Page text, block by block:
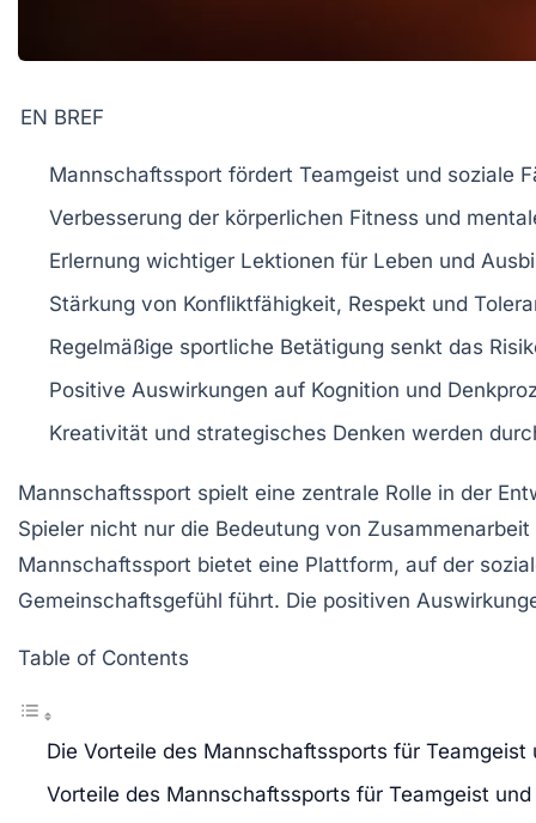
EN BREF
Mannschaftssport fördert Teamgeist und soziale
Verbesserung der körperlichen Fitness und
Erlernung wichtiger Lektionen für Leben und
Stärkung von Konfliktfähigkeit, Respekt und
Regelmäßige sportliche Betätigung senkt das
Positive Auswirkungen auf Kognition und
Kreativität und strategisches Denken werden
Mannschaftssport spielt eine zentrale Rolle in der
Spieler nicht nur die Bedeutung von Zusammenarbeit
Mannschaftssport bietet eine Plattform, auf der
Gemeinschaftsgefühl führt. Die positiven
Table of Contents
Die Vorteile des Mannschaftssports für
Vorteile des Mannschaftssports für Teamgeist